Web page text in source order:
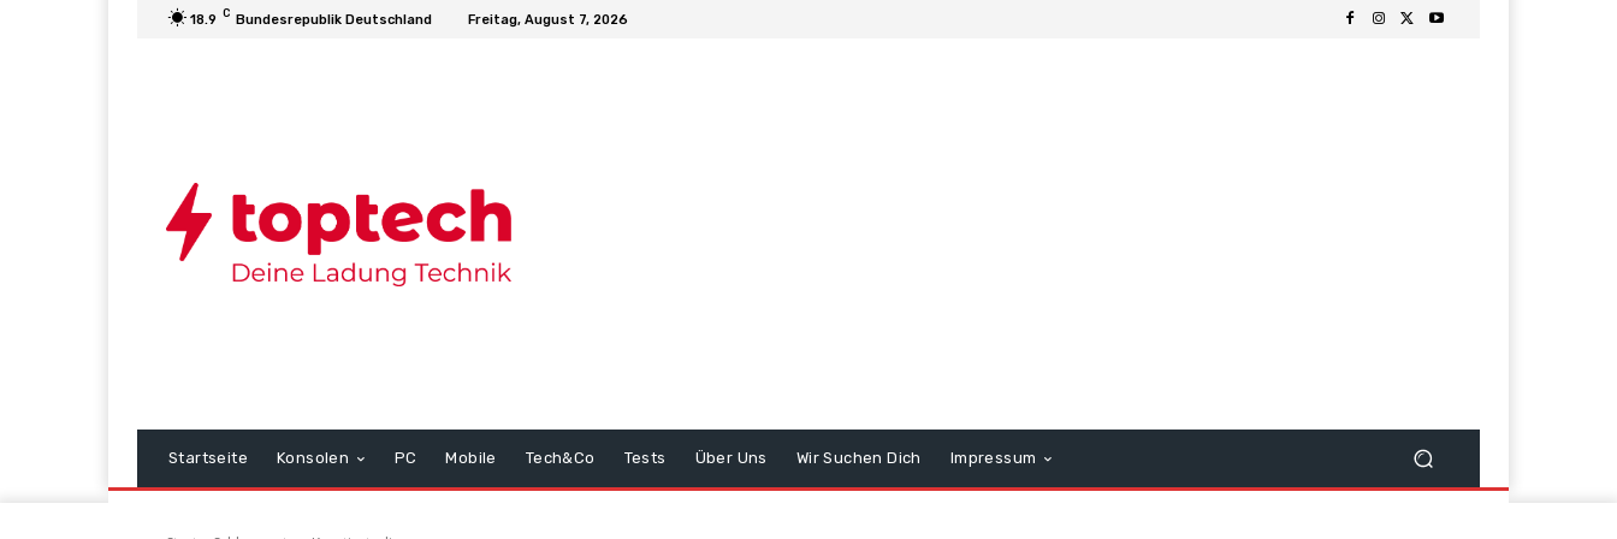
18.9 C Bundesrepublik Deutschland Freitag, August 7, 2026
Startseite Konsolen PC Mobile Tech&Co Tests Über Uns Wir Suchen Dich Impressum